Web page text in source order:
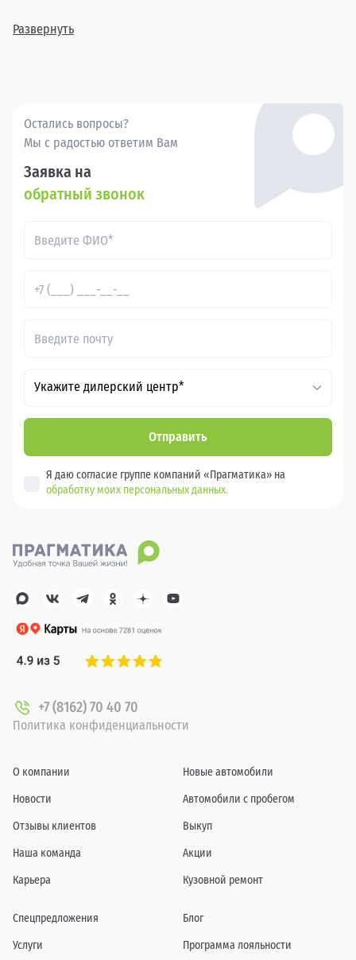
гарантирует вам прозрачную сделку и удовлетворение от
выбора.
Развернуть
Остались вопросы?
Мы с радостью ответим Вам
Заявка на
обратный звонок
Укажите дилерский центр*
Отправить
Я даю согласие группе компаний «Прагматика» на
обработку моих персональных данных.
+7 (8162) 70 40 70
Политика конфиденциальности
О компании
Новости
Отзывы клиентов
Наша команда
Карьера
Новые автомобили
Автомобили с пробегом
Выкуп
Акции
Кузовной ремонт
Спецпредложения
Услуги
Блог
Программа лояльности